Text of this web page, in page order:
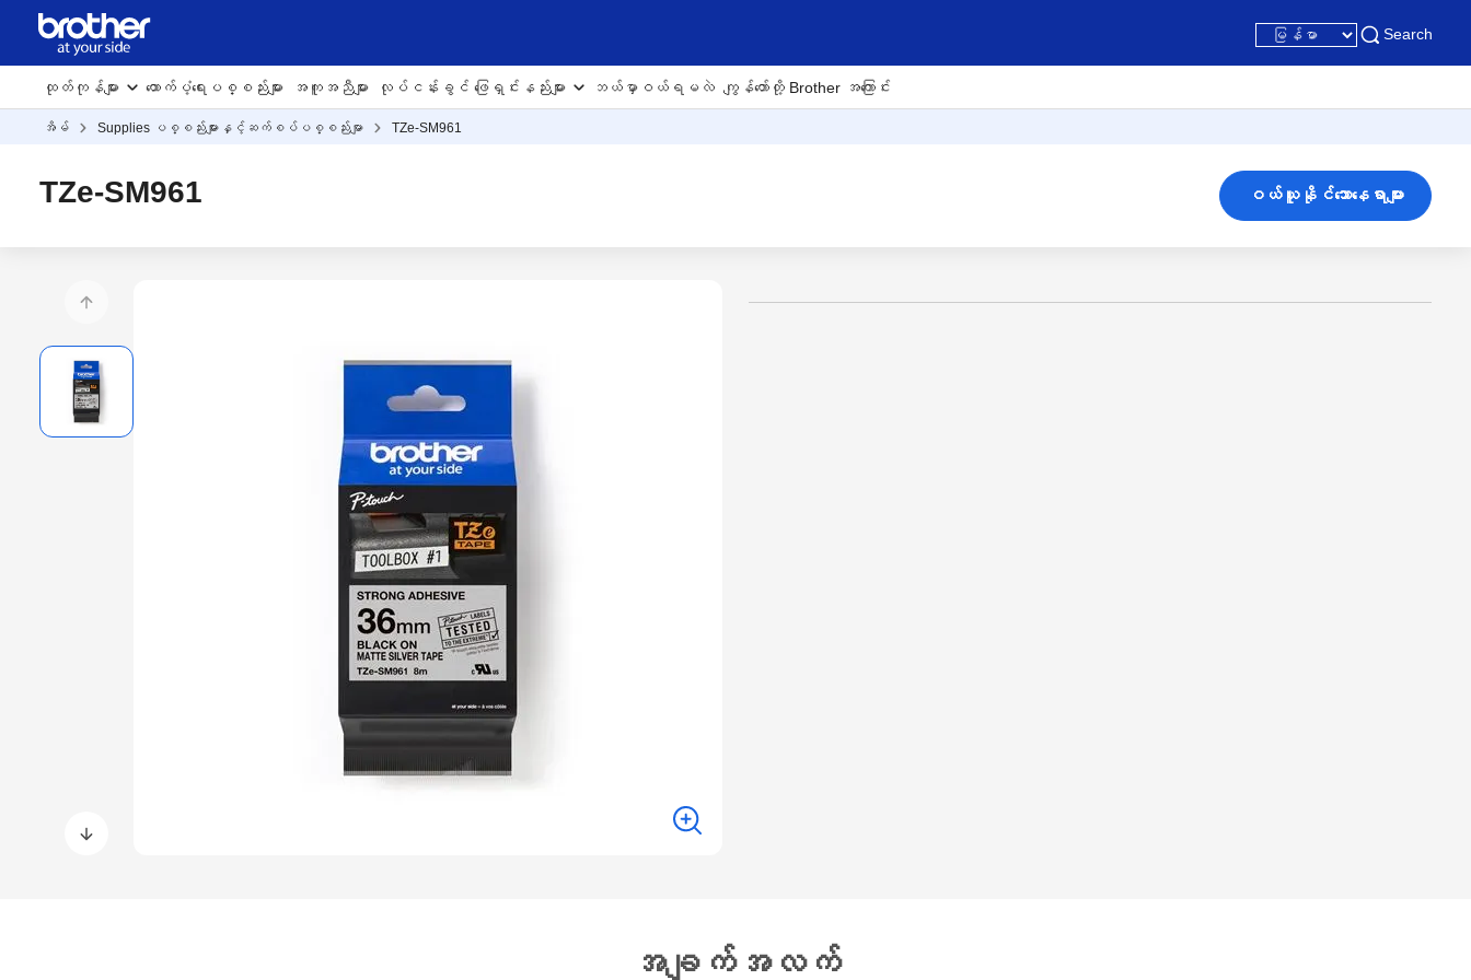
Search
ထုတ်ကုန်များ ထောက်ပံ့ရေးပစ္စည်းများ အကူအညီများ လုပ်ငန်းခွင် ဖြေရှင်းနည်းများ ဘယ်မှာဝယ်ရမလဲ ကျွန်တော်တို့ Brother အကြောင်း
အိမ် Supplies ပစ္စည်းများနှင့်ဆက်စပ်ပစ္စည်းမျာ TZe-SM961
TZe-SM961 ဝယ်ယူနိုင်သောနေရာများ
အချက်အလက်